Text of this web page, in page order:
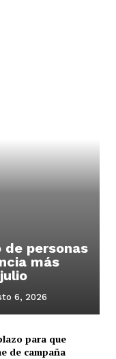
de personas
más
6, 2026
para que
de campaña